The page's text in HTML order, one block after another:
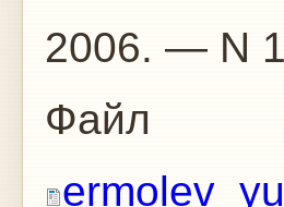
2006. — N
Файл